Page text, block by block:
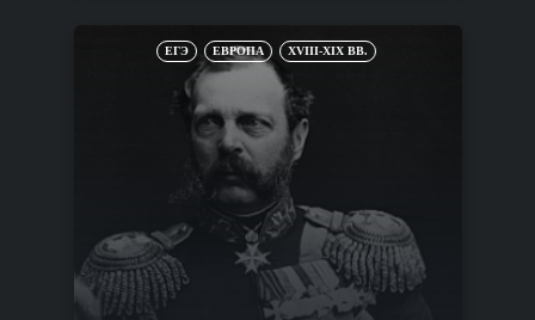
ЕГЭ ЕВРОПА XVIII-XIX ВВ.